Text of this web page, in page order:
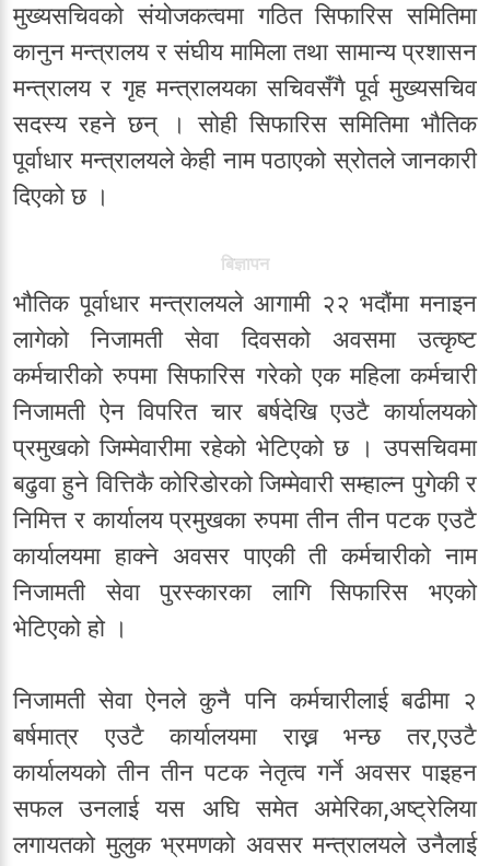
मुख्यसचिवको संयोजकत्वमा गठित सिफारिस समितिमा
कानुन मन्त्रालय र संघीय मामिला तथा सामान्य प्रशासन
मन्त्रालय र गृह मन्त्रालयका सचिवसँगै पूर्व मुख्यसचिव
सदस्य रहने छन् । सोही सिफारिस समितिमा भौतिक
पूर्वाधार मन्त्रालयले केही नाम पठाएको स्रोतले जानकारी
दिएको छ ।
बिज्ञापन
भौतिक पूर्वाधार मन्त्रालयले आगामी २२ भदौंमा मनाइन
लागेको निजामती सेवा दिवसको अवसमा उत्कृष्ट
कर्मचारीको रुपमा सिफारिस गरेको एक महिला कर्मचारी
निजामती ऐन विपरित चार बर्षदेखि एउटै कार्यालयको
प्रमुखको जिम्मेवारीमा रहेको भेटिएको छ । उपसचिवमा
बढुवा हुने वित्तिकै कोरिडोरको जिम्मेवारी सम्हाल्न पुगेकी र
निमित्त र कार्यालय प्रमुखका रुपमा तीन तीन पटक एउटै
कार्यालयमा हाक्ने अवसर पाएकी ती कर्मचारीको नाम
निजामती सेवा पुरस्कारका लागि सिफारिस भएको
भेटिएको हो ।
निजामती सेवा ऐनले कुनै पनि कर्मचारीलाई बढीमा २
बर्षमात्र एउटै कार्यालयमा राख्न भन्छ तर,एउटै
कार्यालयको तीन तीन पटक नेतृत्व गर्ने अवसर पाइहन
सफल उनलाई यस अघि समेत अमेरिका,अष्ट्रेलिया
लगायतको मुलुक भ्रमणको अवसर मन्त्रालयले उनैलाई